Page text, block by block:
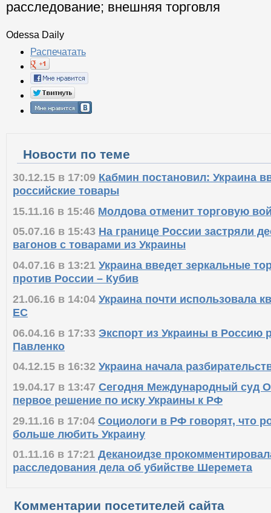
расследование; внешняя торговля
Odessa Daily
Распечатать
Новости по теме
30.12.15 в 17:09 Кабмин постановил: Украина
российские товары
15.11.16 в 15:46 Молдова отменит торговую
05.07.16 в 15:43 На границе России застряли
вагонов с товарами из Украины
04.07.16 в 13:21 Украина введет зеркальные
против России – Кубив
21.06.16 в 14:04 Украина почти использовала
ЕС
06.04.16 в 17:33 Экспорт из Украины в Россию
Павленко
04.12.15 в 16:32 Украина начала
19.04.17 в 13:47 Сегодня Международный суд
первое решение по иску Украины к РФ
29.11.16 в 17:04 Социологи в РФ говорят, что
больше любить Украину
01.11.16 в 17:21 Деканоидзе
расследования дела об убийстве Шеремета
Комментарии посетителей сайта